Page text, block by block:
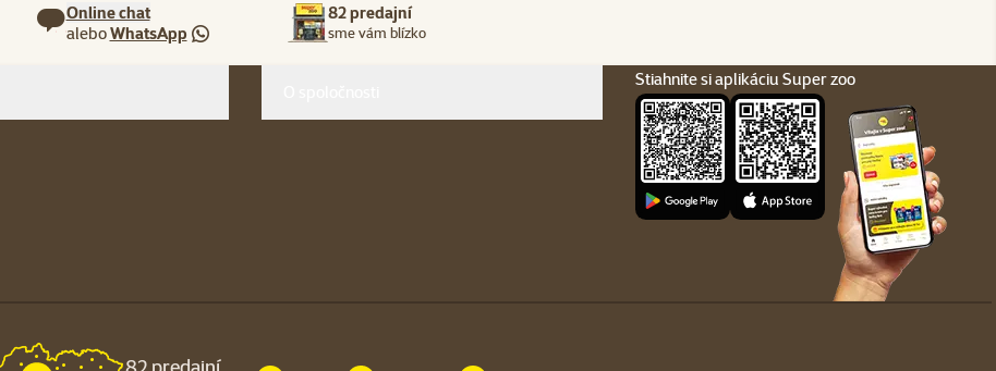
Online chat
aleboWhatsApp
82 predajní
sme vám blízko
Stiahnite si aplikáciu Super zoo